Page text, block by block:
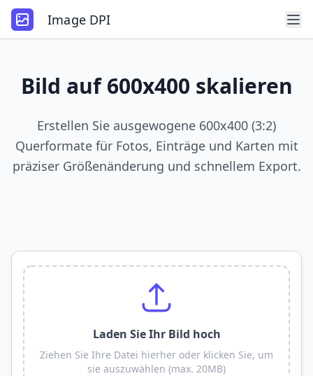
Image DPI
Bild auf 600x400 skalieren
Erstellen Sie ausgewogene 600x400 (3:2)
Querformate für Fotos, Einträge und Karten mit
präziser Größenänderung und schnellem Export.
Laden Sie Ihr Bild hoch
Ziehen Sie Ihre Datei hierher oder klicken Sie, um
sie auszuwählen (max. 20MB)